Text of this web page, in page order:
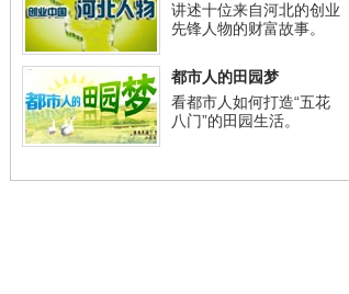
讲述十位来自河北的创业
先锋人物的财富故事。
都市人的田园梦
看都市人如何打造“五花
八门”的田园生活。